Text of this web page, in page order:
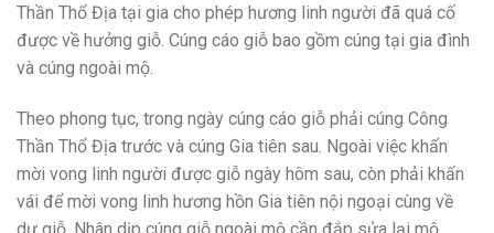
Thần Thổ Địa tại gia cho phép hương linh người đã quá cố
được về hưởng giỗ. Cúng cáo giỗ bao gồm cúng tại gia đình
và cúng ngoài mộ.
Theo phong tục, trong ngày cúng cáo giỗ phải cúng Công
Thần Thổ Địa trước và cúng Gia tiên sau. Ngoài việc khấn
mời vong linh người được giỗ ngày hôm sau, còn phải khấn
vái để mời vong linh hương hồn Gia tiên nội ngoại cùng về
dự giỗ. Nhân dịp cúng giỗ ngoài mộ cần đắp sửa lại mộ